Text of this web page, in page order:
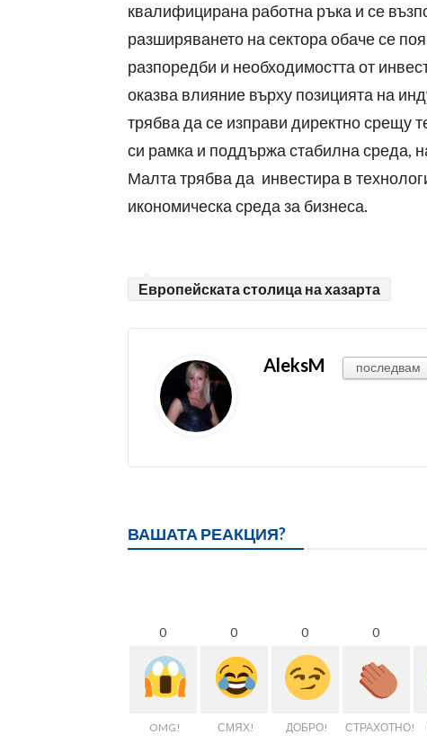
квалифицирана работна ръка и се
разширяването на сектора обаче се
разпоредби и необходимостта от
оказва влияние върху позицията на
трябва да се изправи директно срещу
си рамка и поддържа стабилна среда,
Малта трябва да инвестира в
икономическа среда за бизнеса.
Европейската столица на хазарта
AleksM последвам
ВАШАТА РЕАКЦИЯ?
0
OMG!
0
СМЯХ!
0
ДОБРО!
0
СТРАХОТНО!